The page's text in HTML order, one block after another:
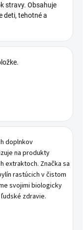
stravy. Obsahuje
deti, tehotné a
doplnkov
na produkty
extraktoch. Značka sa
rastúcich v čistom
svojimi biologicky
zdravie.